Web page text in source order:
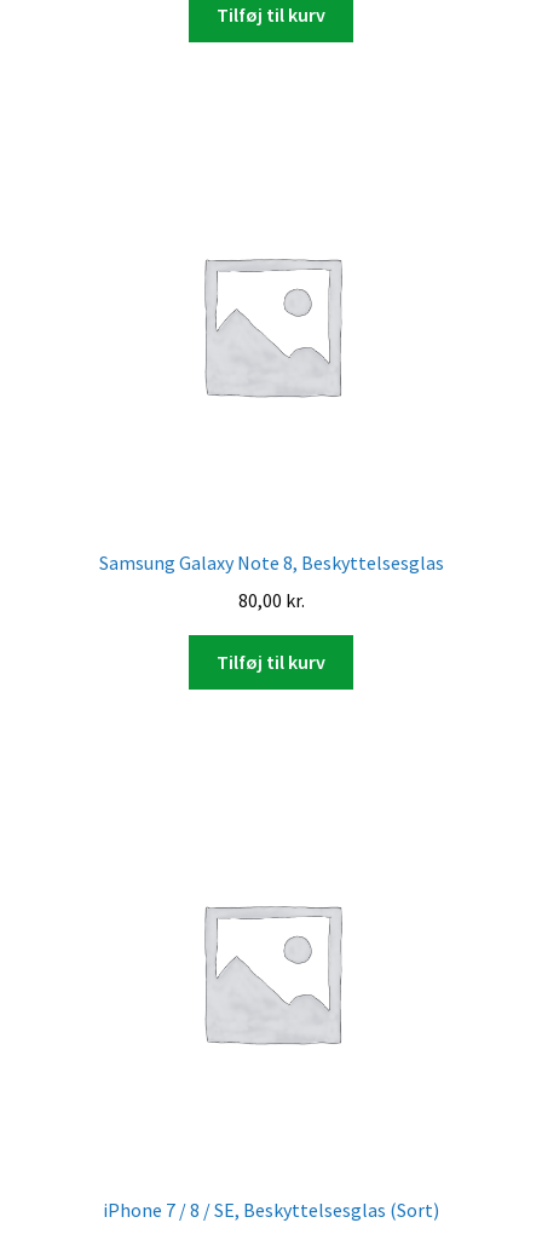
Tilføj til kurv
Samsung Galaxy Note 8, Beskyttelsesglas
80,00 kr.
Tilføj til kurv
iPhone 7 / 8 / SE, Beskyttelsesglas (Sort)